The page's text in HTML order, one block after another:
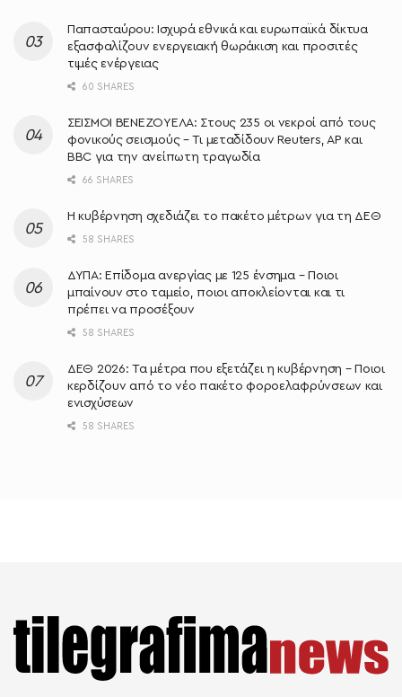
Παπασταύρου: Ισχυρά εθνικά και ευρωπαϊκά δίκτυα
εξασφαλίζουν ενεργειακή θωράκιση και προσιτές
τιμές ενέργειας
60 SHARES
ΣΕΙΣΜΟΙ ΒΕΝΕΖΟΥΕΛΑ: Στους 235 οι νεκροί από τους
φονικούς σεισμούς – Τι μεταδίδουν Reuters, AP και
BBC για την ανείπωτη τραγωδία
66 SHARES
Η κυβέρνηση σχεδιάζει το πακέτο μέτρων για τη ΔΕΘ
58 SHARES
ΔΥΠΑ: Επίδομα ανεργίας με 125 ένσημα – Ποιοι
μπαίνουν στο ταμείο, ποιοι αποκλείονται και τι
πρέπει να προσέξουν
58 SHARES
ΔΕΘ 2026: Τα μέτρα που εξετάζει η κυβέρνηση – Ποιοι
κερδίζουν από το νέο πακέτο φοροελαφρύνσεων και
ενισχύσεων
58 SHARES